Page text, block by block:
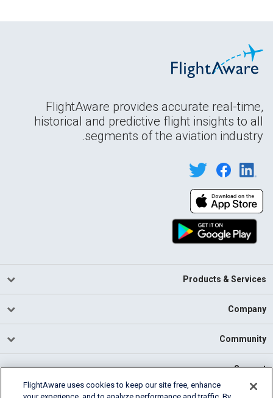
FlightAware provides accurate real-time,
historical and predictive flight insights to all
segments of the aviation industry.
Products & Services
Company
Community
Support
FlightAware uses cookies to keep our site free, enhance